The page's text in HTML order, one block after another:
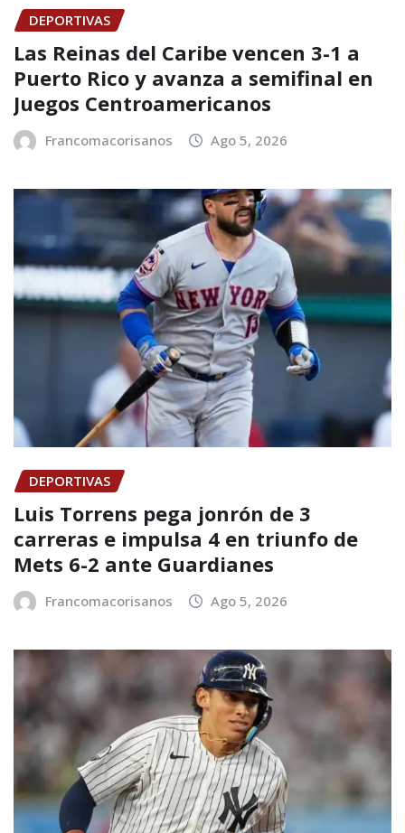
DEPORTIVAS
Las Reinas del Caribe vencen 3-1 a
Puerto Rico y avanza a semifinal en
Juegos Centroamericanos
Francomacorisanos Ago 5, 2026
DEPORTIVAS
Luis Torrens pega jonrón de 3
carreras e impulsa 4 en triunfo de
Mets 6-2 ante Guardianes
Francomacorisanos Ago 5, 2026